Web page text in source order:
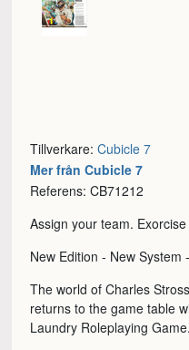
Tillverkare:Cubicle 7
Mer från Cubicle 7
Referens: CB71212
Assign your team.
New Edition - New System
The world of Charles
returns to the game table
Laundry Roleplaying Game.